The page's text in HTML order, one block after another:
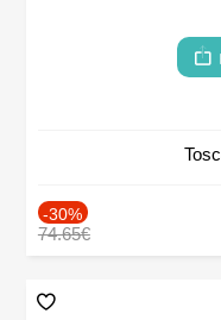
-30%
74.65€